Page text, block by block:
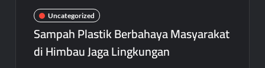
Uncategorized
Sampah Plastik Berbahaya Masyarakat
di Himbau Jaga Lingkungan